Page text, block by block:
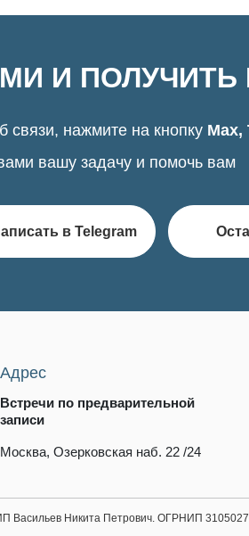
И
связи, нажмите на кнопку Max,
вашу задачу и помочь вам
в Telegram
Адрес
Встречи по предварительной
записи
Москва, Озерковская наб. 22 /24
Васильев Никита Петрович. ОГРНИП